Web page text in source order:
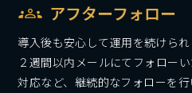
アフターフォロー
導入後も安心して運用を続けら
２週間以内メールにてフォロー
対応など、継続的なフォローを